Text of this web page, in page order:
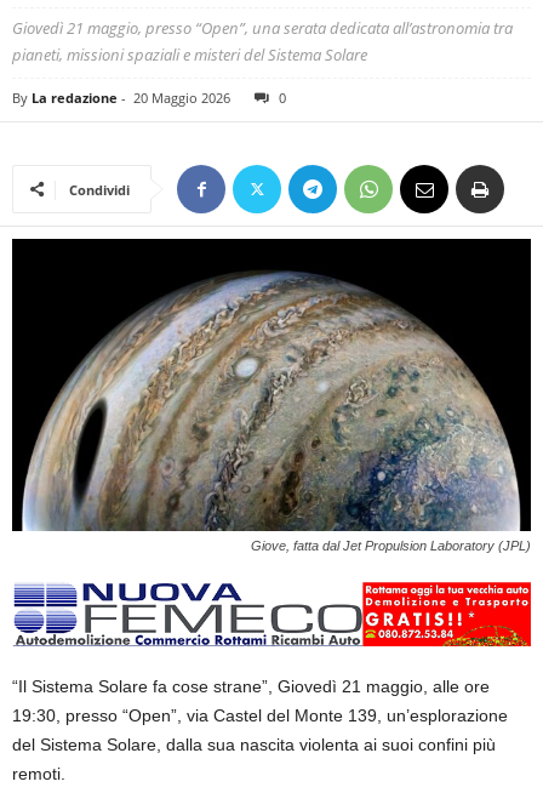
Giovedì 21 maggio, presso “Open”, una serata dedicata all’astronomia tra
pianeti, missioni spaziali e misteri del Sistema Solare
By La redazione - 20 Maggio 2026 0
Condividi
Giove, fatta dal Jet Propulsion Laboratory (JPL)
“Il Sistema Solare fa cose strane”, Giovedì 21 maggio, alle ore
19:30, presso “Open”, via Castel del Monte 139, un’esplorazione
del Sistema Solare, dalla sua nascita violenta ai suoi confini più
remoti.